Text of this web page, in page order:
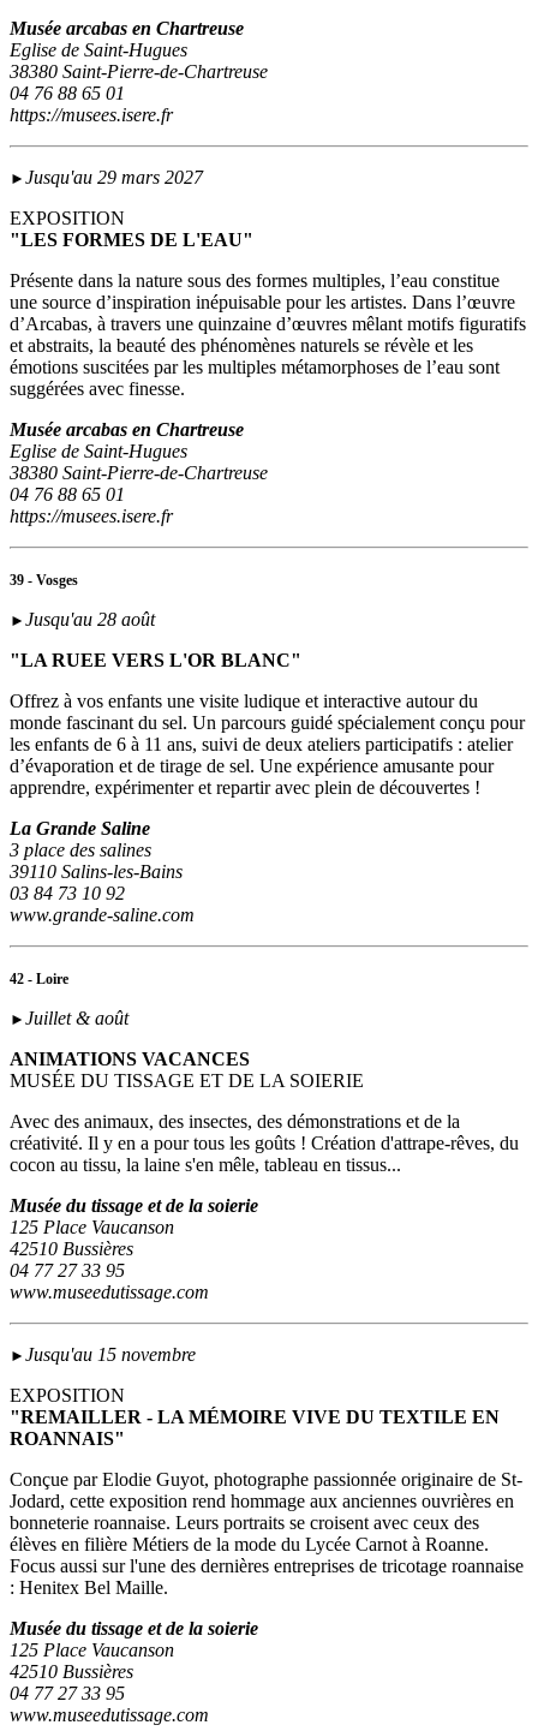
Musée arcabas en Chartreuse
Eglise de Saint-Hugues
38380 Saint-Pierre-de-Chartreuse
04 76 88 65 01
https://musees.isere.fr
► Jusqu'au 29 mars 2027
EXPOSITION
"LES FORMES DE L'EAU"
Présente dans la nature sous des formes multiples, l’eau constitue
une source d’inspiration inépuisable pour les artistes. Dans l’œuvre
d’Arcabas, à travers une quinzaine d’œuvres mêlant motifs figuratifs
et abstraits, la beauté des phénomènes naturels se révèle et les
émotions suscitées par les multiples métamorphoses de l’eau sont
suggérées avec finesse.
Musée arcabas en Chartreuse
Eglise de Saint-Hugues
38380 Saint-Pierre-de-Chartreuse
04 76 88 65 01
https://musees.isere.fr
39 - Vosges
► Jusqu'au 28 août
"LA RUEE VERS L'OR BLANC"
Offrez à vos enfants une visite ludique et interactive autour du
monde fascinant du sel. Un parcours guidé spécialement conçu pour
les enfants de 6 à 11 ans, suivi de deux ateliers participatifs : atelier
d’évaporation et de tirage de sel. Une expérience amusante pour
apprendre, expérimenter et repartir avec plein de découvertes !
La Grande Saline
3 place des salines
39110 Salins-les-Bains
03 84 73 10 92
www.grande-saline.com
42 - Loire
► Juillet & août
ANIMATIONS VACANCES
MUSÉE DU TISSAGE ET DE LA SOIERIE
Avec des animaux, des insectes, des démonstrations et de la
créativité. Il y en a pour tous les goûts ! Création d'attrape-rêves, du
cocon au tissu, la laine s'en mêle, tableau en tissus...
Musée du tissage et de la soierie
125 Place Vaucanson
42510 Bussières
04 77 27 33 95
www.museedutissage.com
► Jusqu'au 15 novembre
EXPOSITION
"REMAILLER - LA MÉMOIRE VIVE DU TEXTILE EN
ROANNAIS"
Conçue par Elodie Guyot, photographe passionnée originaire de St-
Jodard, cette exposition rend hommage aux anciennes ouvrières en
bonneterie roannaise. Leurs portraits se croisent avec ceux des
élèves en filière Métiers de la mode du Lycée Carnot à Roanne.
Focus aussi sur l'une des dernières entreprises de tricotage roannaise
: Henitex Bel Maille.
Musée du tissage et de la soierie
125 Place Vaucanson
42510 Bussières
04 77 27 33 95
www.museedutissage.com